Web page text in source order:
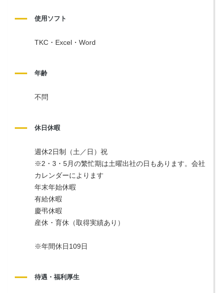
使用ソフト
TKC・Excel・Word
年齢
不問
休日休暇
週休2日制（土／日）祝
※2・3・5月の繁忙期は土曜出社の日もあります。会社
カレンダーによります
年末年始休暇
有給休暇
慶弔休暇
産休・育休（取得実績あり）
※年間休日109日
待遇・福利厚生